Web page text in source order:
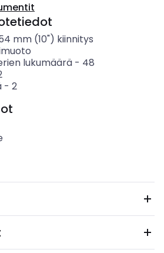
mm (10") kiinnitys
lukumäärä- 48
- 2